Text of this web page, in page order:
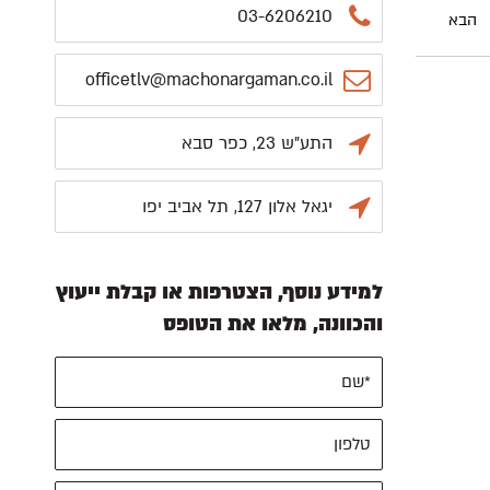
הבא 03-6206210
officetlv@machonargaman.co.il
התע"ש 23, כפר סבא
יגאל אלון 127, תל אביב יפו
למידע נוסף, הצטרפות או קבלת ייעוץ
והכוונה, מלאו את הטופס